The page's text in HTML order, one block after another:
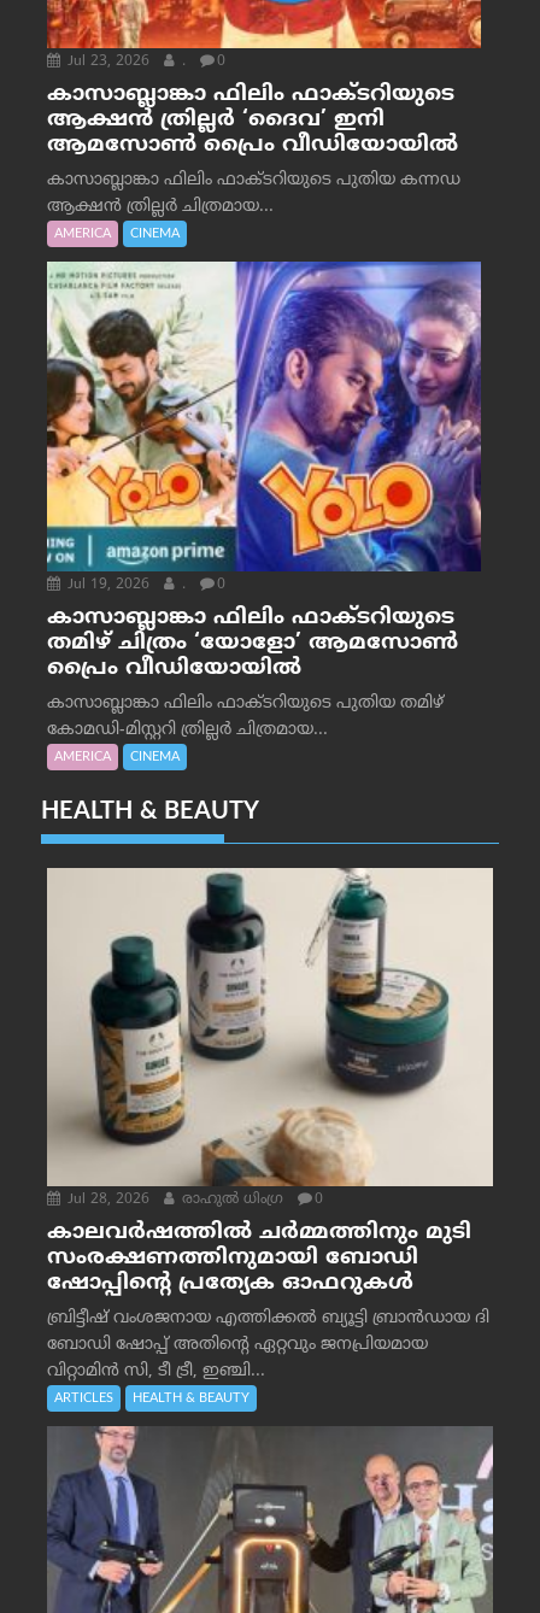
Jul 23, 2026 . 0
കാസാബ്ലാങ്കാ ഫിലിം ഫാക്ടറിയുടെ
ആക്ഷൻ ത്രില്ലർ ‘ദൈവ’ ഇനി
ആമസോൺ പ്രൈം വീഡിയോയിൽ
കാസാബ്ലാങ്കാ ഫിലിം ഫാക്ടറിയുടെ പുതിയ കന്നഡ
ആക്ഷൻ ത്രില്ലർ ചിത്രമായ...
AMERICA CINEMA
Jul 19, 2026 . 0
കാസാബ്ലാങ്കാ ഫിലിം ഫാക്ടറിയുടെ
തമിഴ് ചിത്രം ‘യോളോ’ ആമസോൺ
പ്രൈം വീഡിയോയിൽ
കാസാബ്ലാങ്കാ ഫിലിം ഫാക്ടറിയുടെ പുതിയ തമിഴ്
കോമഡി-മിസ്റ്ററി ത്രില്ലർ ചിത്രമായ...
AMERICA CINEMA
HEALTH & BEAUTY
Jul 28, 2026 രാഹുല്‍ ധിംഗ്ര 0
കാലവർഷത്തിൽ ചർമ്മത്തിനും മുടി
സംരക്ഷണത്തിനുമായി ബോഡി
ഷോപ്പിന്റെ പ്രത്യേക ഓഫറുകൾ
ബ്രിട്ടീഷ് വംശജനായ എത്തിക്കൽ ബ്യൂട്ടി ബ്രാൻഡായ ദി
ബോഡി ഷോപ്പ് അതിന്റെ ഏറ്റവും ജനപ്രിയമായ
വിറ്റാമിൻ സി, ടീ ട്രീ, ഇഞ്ചി...
ARTICLES HEALTH & BEAUTY